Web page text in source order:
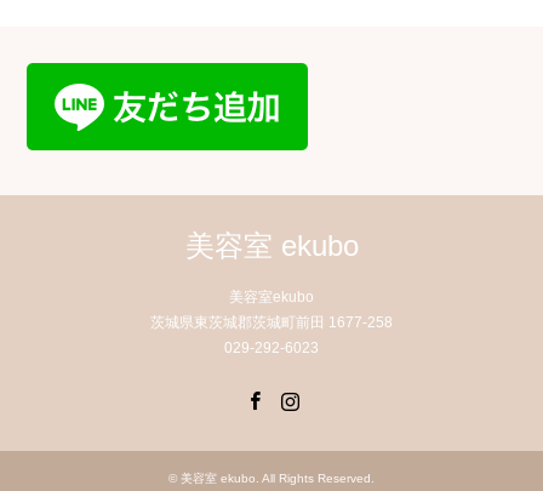
美容室 ekubo
美容室ekubo
茨城県東茨城郡茨城町前田 1677-258
029-292-6023
© 美容室 ekubo. All Rights Reserved.